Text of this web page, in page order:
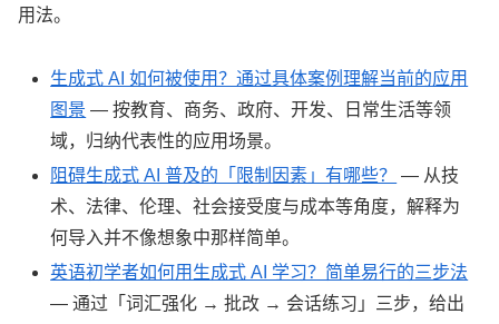
用法。
生成式 AI 如何被使用？通过具体案例理解当前的应用
图景 — 按教育、商务、政府、开发、日常生活等领
域，归纳代表性的应用场景。
阻碍生成式 AI 普及的「限制因素」有哪些？
— 从技
术、法律、伦理、社会接受度与成本等角度，解释为
何导入并不像想象中那样简单。
英语初学者如何用生成式 AI 学习？简单易行的三步法
— 通过「词汇强化 → 批改 → 会话练习」三步，给出